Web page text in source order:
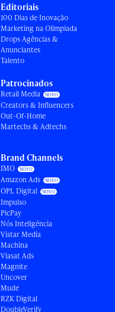
Editoriais
100 Dias de Inovação
Marketing na Olimpíada
Drops Agências &
Anunciantes
Talento
Patrocinados
Retail Media
Creators & Influencers
Out-Of-Home
Martechs & Adtechs
Brand Channels
IMO
Amazon Ads
OPL Digital
Impulso
PicPay
Nós Inteligência
Vistar Media
Machina
Viasat Ads
Magnite
Uncover
Mude
RZK Digital
DoubleVerify